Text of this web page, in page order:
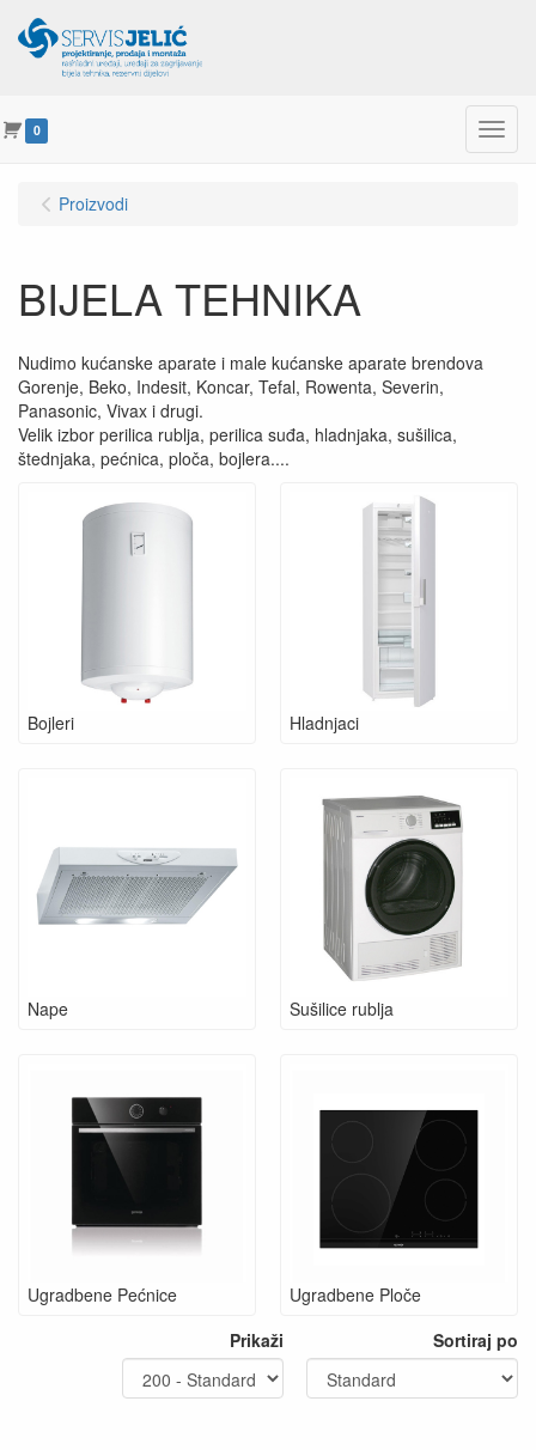
0 Menu
Proizvodi
BIJELA TEHNIKA
Nudimo kućanske aparate i male kućanske aparate brendova
Gorenje, Beko, Indesit, Koncar, Tefal, Rowenta, Severin,
Panasonic, Vivax i drugi.
Velik izbor perilica rublja, perilica suđa, hladnjaka, sušilica,
štednjaka, pećnica, ploča, bojlera....
Bojleri Hladnjaci
Nape Sušilice rublja
Ugradbene Pećnice
Ugradbene Ploče
Prikaži
Sortiraj po